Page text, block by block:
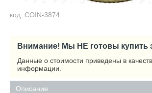
код: COIN-3874
Внимание! Мы НЕ готовы купить
Данные о стоимости приведены в
информации.
Описание